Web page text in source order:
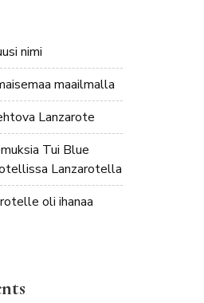
nimi
maailmalla
Lanzarote
Tui Blue
Lanzarotella
oli ihanaa